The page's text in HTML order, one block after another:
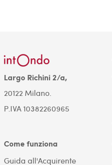
Largo Richini 2/a,
20122 Milano.
P.IVA 10382260965
Come funziona
Guida all'Acquirente